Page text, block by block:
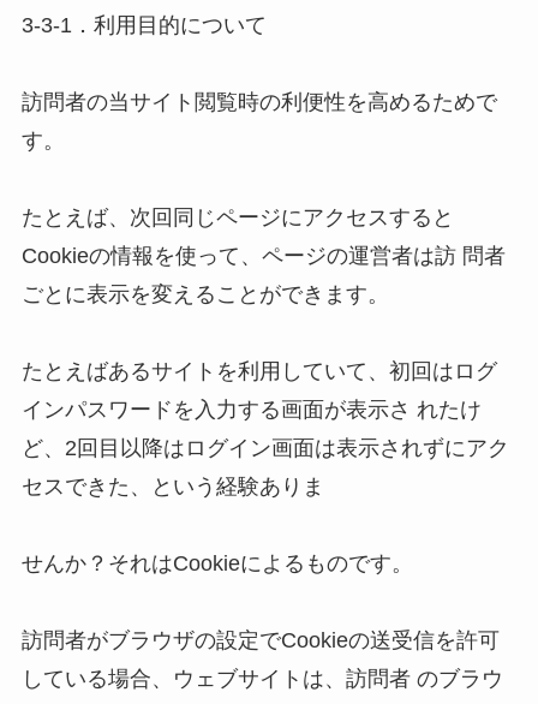
3-3-1．利用目的について
訪問者の当サイト閲覧時の利便性を高めるためで
す。
たとえば、次回同じページにアクセスすると
Cookieの情報を使って、ページの運営者は訪 問者
ごとに表示を変えることができます。
たとえばあるサイトを利用していて、初回はログ
インパスワードを入力する画面が表示さ れたけ
ど、2回目以降はログイン画面は表示されずにアク
セスできた、という経験ありま
せんか？それはCookieによるものです。
訪問者がブラウザの設定でCookieの送受信を許可
している場合、ウェブサイトは、訪問者 のブラウ